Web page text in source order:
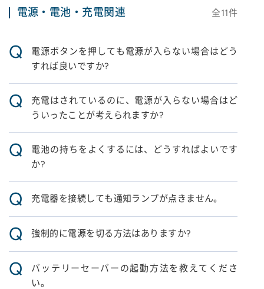
電源・電池・充電関連 全11件
Q
電源ボタンを押しても電源が入らない場合はどう
すれば良いですか?
Q
充電はされているのに、電源が入らない場合はど
ういったことが考えられますか?
Q
電池の持ちをよくするには、どうすればよいです
か?
Q 充電器を接続しても通知ランプが点きません。
Q 強制的に電源を切る方法はありますか?
Q
バッテリーセーバーの起動方法を教えてくださ
い。